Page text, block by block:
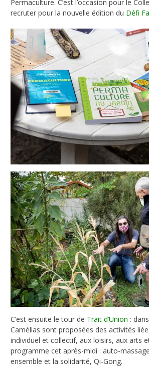
Permaculture. C’est l’occasion pour le
recruter pour la nouvelle édition du Défi
C’est ensuite le tour de Trait d’Union :
Camélias sont proposées des activités
individuel et collectif, aux loisirs, aux arts
programme cet après-midi : auto-
ensemble et la solidarité, Qi-Gong.